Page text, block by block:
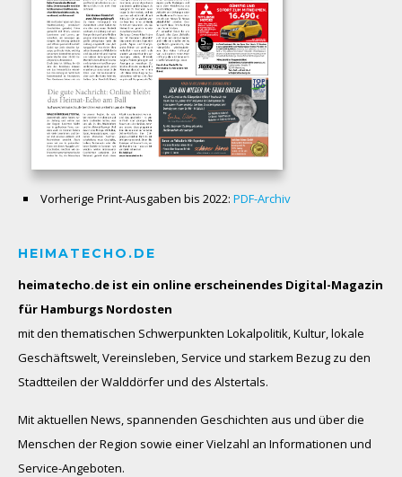
Vorherige Print-Ausgaben bis 2022: PDF-Archiv
HEIMATECHO.DE
heimatecho.de ist ein online erscheinendes Digital-Magazin
für Hamburgs Nordosten
mit den thematischen Schwerpunkten Lokalpolitik, Kultur, lokale
Geschäftswelt, Vereinsleben, Service und starkem Bezug zu den
Stadtteilen der Walddörfer und des Alstertals.
Mit aktuellen News, spannenden Geschichten aus und über die
Menschen der Region sowie einer Vielzahl an Informationen und
Service-Angeboten.